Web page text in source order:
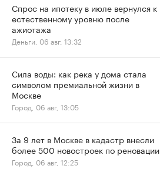
Спрос на ипотеку в июле вернулся к
естественному уровню после
ажиотажа
Деньги, 06 авг, 13:32
Сила воды: как река у дома стала
символом премиальной жизни в
Москве
Город, 06 авг, 13:05
За 9 лет в Москве в кадастр внесли
более 500 новостроек по реновации
Город, 06 авг, 12:25